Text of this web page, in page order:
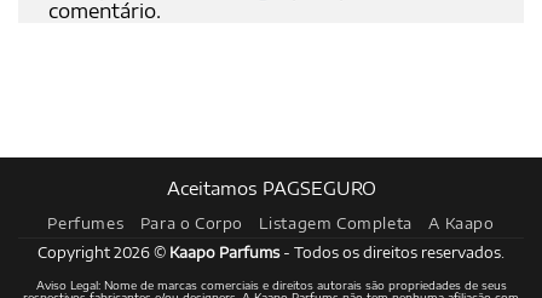
comentário.
Aceitamos PAGSEGURO
Perfumes Para o Corpo Listagem Completa A Kaapo
Copyright 2026 © Kaapo Parfums- Todos os direitos reservados.
Aviso Legal: Nome de marcas comerciais e direitos autorais são propriedades de seus